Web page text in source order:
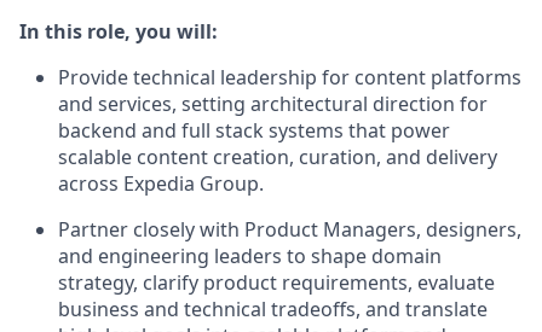
In this role, you will:
Provide technical leadership for content platforms
and services, setting architectural direction for
backend and full stack systems that power
scalable content creation, curation, and delivery
across Expedia Group.
Partner closely with Product Managers, designers,
and engineering leaders to shape domain
strategy, clarify product requirements, evaluate
business and technical tradeoffs, and translate